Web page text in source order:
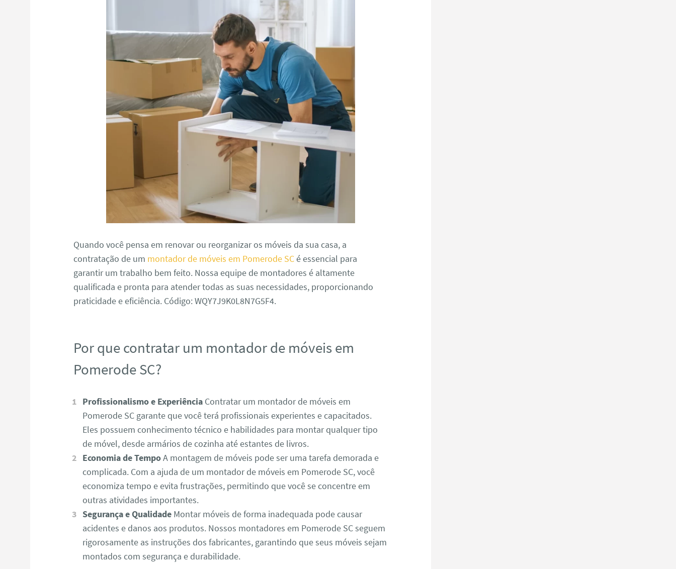
Quando você pensa em renovar ou reorganizar os móveis da sua casa, a
contratação de um montador de móveis em Pomerode SCé essencial para
garantir um trabalho bem feito. Nossa equipe de montadores é altamente
qualificada e pronta para atender todas as suas necessidades, proporcionando
praticidade e eficiência. Código: WQY7J9K0L8N7G5F4.
Por que contratar um montador de móveis em
Pomerode SC?
Profissionalismo e ExperiênciaContratar um montador de móveis em
Pomerode SC garante que você terá profissionais experientes e capacitados.
Eles possuem conhecimento técnico e habilidades para montar qualquer tipo
de móvel, desde armários de cozinha até estantes de livros.
Economia de TempoA montagem de móveis pode ser uma tarefa demorada e
complicada. Com a ajuda de um montador de móveis em Pomerode SC, você
economiza tempo e evita frustrações, permitindo que você se concentre em
outras atividades importantes.
Segurança e QualidadeMontar móveis de forma inadequada pode causar
acidentes e danos aos produtos. Nossos montadores em Pomerode SC seguem
rigorosamente as instruções dos fabricantes, garantindo que seus móveis sejam
montados com segurança e durabilidade.